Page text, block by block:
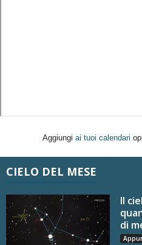
Aggiungi ai tuoi calendari
CIELO DEL MESE
Il
di